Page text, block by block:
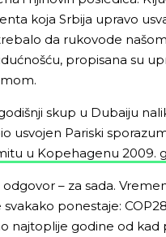
koja Srbija upravo
da rukovode našom
propisana su
skup u Dubaiju
usvojen Pariski
u Kopehagenu 2009.
– za sada.
ponestaje:
najtoplije godine od kad